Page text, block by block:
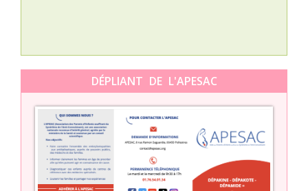
DÉPLIANT DE L'APESAC